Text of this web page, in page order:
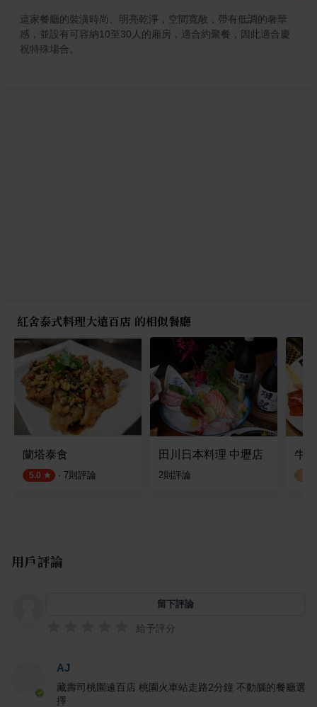
這家餐廳的裝潢時尚、明亮乾淨，空間寬敞，帶有低調的奢華
感，並設有可容納10至30人的廂房，適合約聚餐，因此適合慶
祝特殊場合。
紅舍泰式料理大遠百店 的相似餐廳
蘭塔泰食
5.0 · 7則評論
田川日本料理 中壢店
2則評論
牛
1.0
用戶評論
留下評論
給予評分
AJ
藏壽司桃園遠百店 桃園火車站走路2分鐘 不動腦的餐廳選
擇